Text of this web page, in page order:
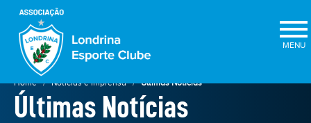
×
Home Notícias e Imprensa Últimas Notícias
Últimas Notícias